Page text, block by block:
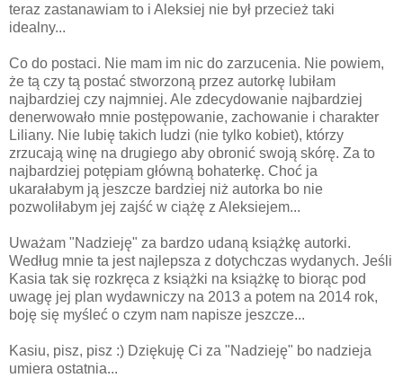
teraz zastanawiam to i Aleksiej nie był przecież taki
idealny...
Co do postaci. Nie mam im nic do zarzucenia. Nie powiem,
że tą czy tą postać stworzoną przez autorkę lubiłam
najbardziej czy najmniej. Ale zdecydowanie najbardziej
denerwowało mnie postępowanie, zachowanie i charakter
Liliany. Nie lubię takich ludzi (nie tylko kobiet), którzy
zrzucają winę na drugiego aby obronić swoją skórę. Za to
najbardziej potępiam główną bohaterkę. Choć ja
ukarałabym ją jeszcze bardziej niż autorka bo nie
pozwoliłabym jej zajść w ciążę z Aleksiejem...
Uważam "Nadzieję" za bardzo udaną książkę autorki.
Według mnie ta jest najlepsza z dotychczas wydanych. Jeśli
Kasia tak się rozkręca z książki na książkę to biorąc pod
uwagę jej plan wydawniczy na 2013 a potem na 2014 rok,
boję się myśleć o czym nam napisze jeszcze...
Kasiu, pisz, pisz :) Dziękuję Ci za "Nadzieję" bo nadzieja
umiera ostatnia...